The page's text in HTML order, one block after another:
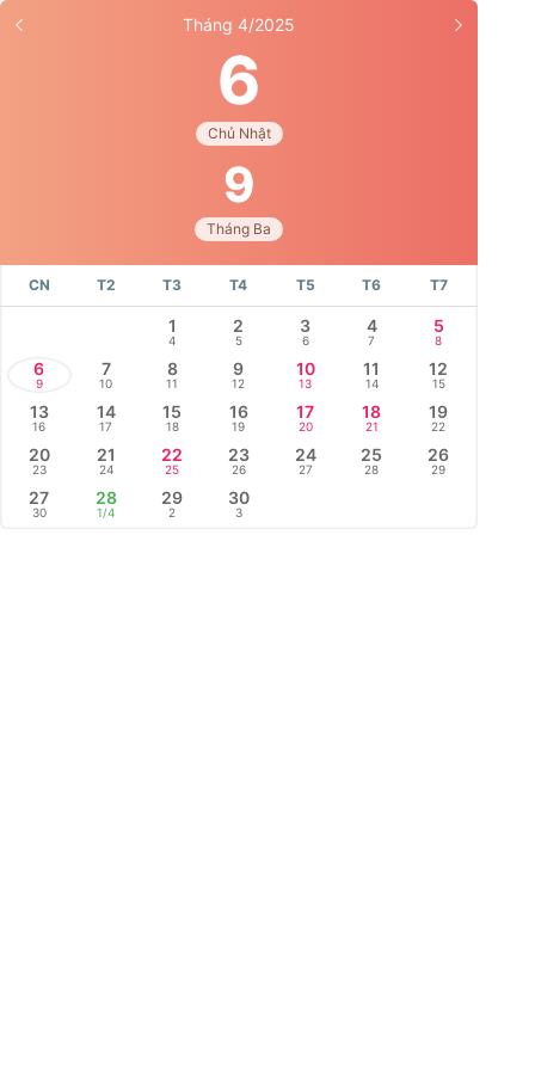
Tháng 4/2025
6
Chủ Nhật
9
Tháng Ba
CN T2 T3 T4 T5 T6 T7
1
4
2
5
3
6
4
7
5
8
6
9
7
10
8
11
9
12
10
13
11
14
12
15
13
16
14
17
15
18
16
19
17
20
18
21
19
22
20
23
21
24
22
25
23
26
24
27
25
28
26
29
27
30
28
1/4
29
2
30
3